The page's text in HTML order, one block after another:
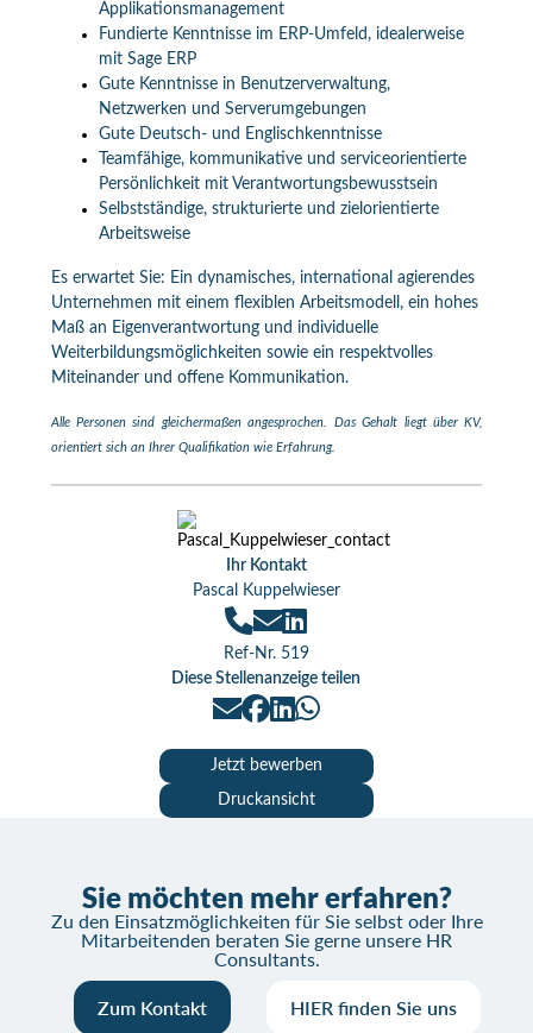
Applikationsmanagement
Fundierte Kenntnisse im ERP-Umfeld, idealerweise
mit Sage ERP
Gute Kenntnisse in Benutzerverwaltung,
Netzwerken und Serverumgebungen
Gute Deutsch- und Englischkenntnisse
Teamfähige, kommunikative und serviceorientierte
Persönlichkeit mit Verantwortungsbewusstsein
Selbstständige, strukturierte und zielorientierte
Arbeitsweise
Es erwartet Sie: Ein dynamisches, international agierendes
Unternehmen mit einem flexiblen Arbeitsmodell, ein hohes
Maß an Eigenverantwortung und individuelle
Weiterbildungsmöglichkeiten sowie ein respektvolles
Miteinander und offene Kommunikation.
Alle Personen sind gleichermaßen angesprochen. Das Gehalt liegt über KV,
orientiert sich an Ihrer Qualifikation wie Erfahrung.
Ihr Kontakt
Pascal Kuppelwieser
Ref-Nr. 519
Diese Stellenanzeige teilen
Jetzt bewerben
Druckansicht
Sie möchten mehr erfahren?
Zu den Einsatzmöglichkeiten für Sie selbst oder Ihre
Mitarbeitenden beraten Sie gerne unsere HR
Consultants.
Zum Kontakt HIER finden Sie uns